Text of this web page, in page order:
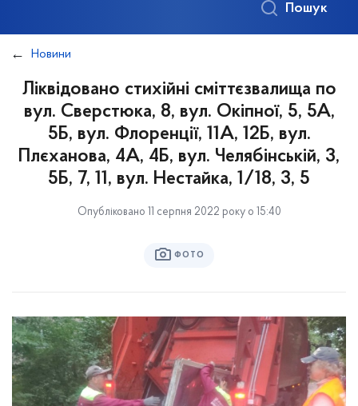
Пошук
Новини
Ліквідовано стихійні сміттєзвалища по
вул. Сверстюка, 8, вул. Окіпної, 5, 5А,
5Б, вул. Флоренції, 11А, 12Б, вул.
Плєханова, 4А, 4Б, вул. Челябінській, 3,
5Б, 7, 11, вул. Нестайка, 1/18, 3, 5
Опубліковано 11 серпня 2022 року о 15:40
ФОТО